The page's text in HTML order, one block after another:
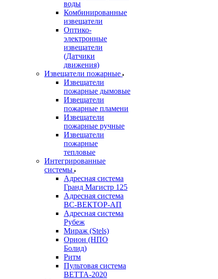
воды
Комбинированные
извещатели
Оптико-
электронные
извещатели
(Датчики
движения)
Извещатели пожарные
Извещатели
пожарные дымовые
Извещатели
пожарные пламени
Извещатели
пожарные ручные
Извещатели
пожарные
тепловые
Интегрированные
системы
Адресная система
Гранд Магистр 125
Адресная система
ВС-ВЕКТОР-АП
Адресная система
Рубеж
Мираж (Stels)
Орион (НПО
Болид)
Ритм
Пультовая система
ВЕТТА-2020